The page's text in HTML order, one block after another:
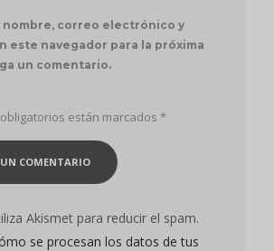
nombre, correo electrónico y
este navegador para la próxima
un comentario.
están marcados *
Akismet para reducir el spam.
se procesan los datos de tus